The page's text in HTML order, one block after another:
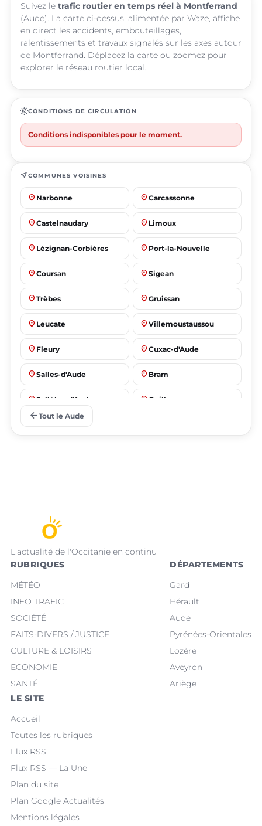
Suivez le trafic routier en temps réel à Montferrand
(Aude). La carte ci-dessus, alimentée par Waze, affiche
en direct les accidents, embouteillages,
ralentissements et travaux signalés sur les axes autour
de Montferrand. Déplacez la carte ou zoomez pour
explorer le réseau routier local.
routineCONDITIONS DE CIRCULATION
Conditions indisponibles pour le moment.
near_meCOMMUNES VOISINES
place Narbonne place Carcassonne
place Castelnaudary place Limoux
place Lézignan-Corbières place Port-la-Nouvelle
place Coursan place Sigean
place Trèbes place Gruissan
place Leucate place Villemoustaussou
place Fleury place Cuxac-d'Aude
place Salles-d'Aude place Bram
place Sallèles-d'Aude place Quillan
arrow_back Tout le Aude
L'actualité de l'Occitanie en continu
RUBRIQUES
MÉTÉO
INFO TRAFIC
SOCIÉTÉ
FAITS-DIVERS / JUSTICE
CULTURE & LOISIRS
ECONOMIE
SANTÉ
DÉPARTEMENTS
Gard
Hérault
Aude
Pyrénées-Orientales
Lozère
Aveyron
Ariège
LE SITE
Accueil
Toutes les rubriques
Flux RSS
Flux RSS — La Une
Plan du site
Plan Google Actualités
Mentions légales